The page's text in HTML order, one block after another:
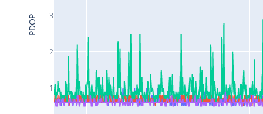
1
2
3
PDOP